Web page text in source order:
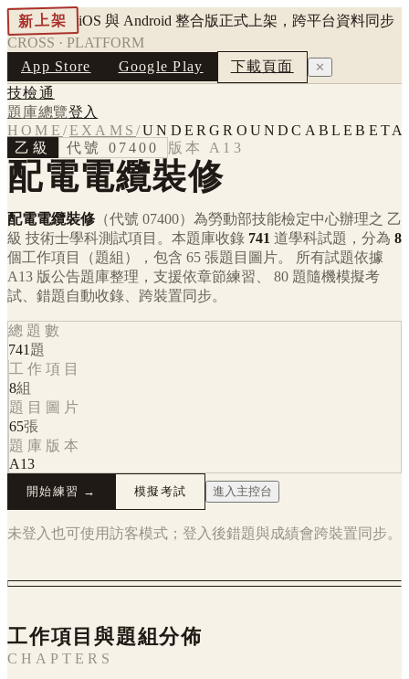
新上架
iOS 與 Android 整合版正式上架，跨平台資料同步
CROSS · PLATFORM
App Store
Google Play 下載頁面 ✕
技檢通
題庫總覽登入
HOME /EXAMS/UNDERGROUNDCABLEBETA
乙級
代號 07400 版本 A13
配電電纜裝修
配電電纜裝修 （代號 07400） 為勞動部技能檢定中心辦理之 乙
級 技術士學科測試項目。本題庫收錄 741 道學科試題，分為 8
個工作項目（題組），包含 65 張題目圖片。 所有試題依據
A13 版公告題庫整理，支援依章節練習、 80 題隨機模擬考
試、錯題自動收錄、跨裝置同步。
總題數
741 題
工作項目
8組
題目圖片
65張
題庫版本
A13
開始練習 → 模擬考試 進入主控台
未登入也可使用訪客模式；登入後錯題與成績會跨裝置同步。
工作項目與題組分佈
CHAPTERS